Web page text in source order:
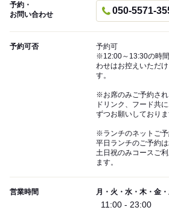
予約・
お問い合わせ
050-5571-
予約可否
予約可
※12:00～13:30の時
わせはお控えいただ
す。
※お席のみご予約さ
ドリンク、フード共
ずつお願いしておりま
※ランチのネットご
平日ランチのご予約は
土日祝のみコースご
ます。
営業時間 月・火・水・木・金
11:00 - 23:00